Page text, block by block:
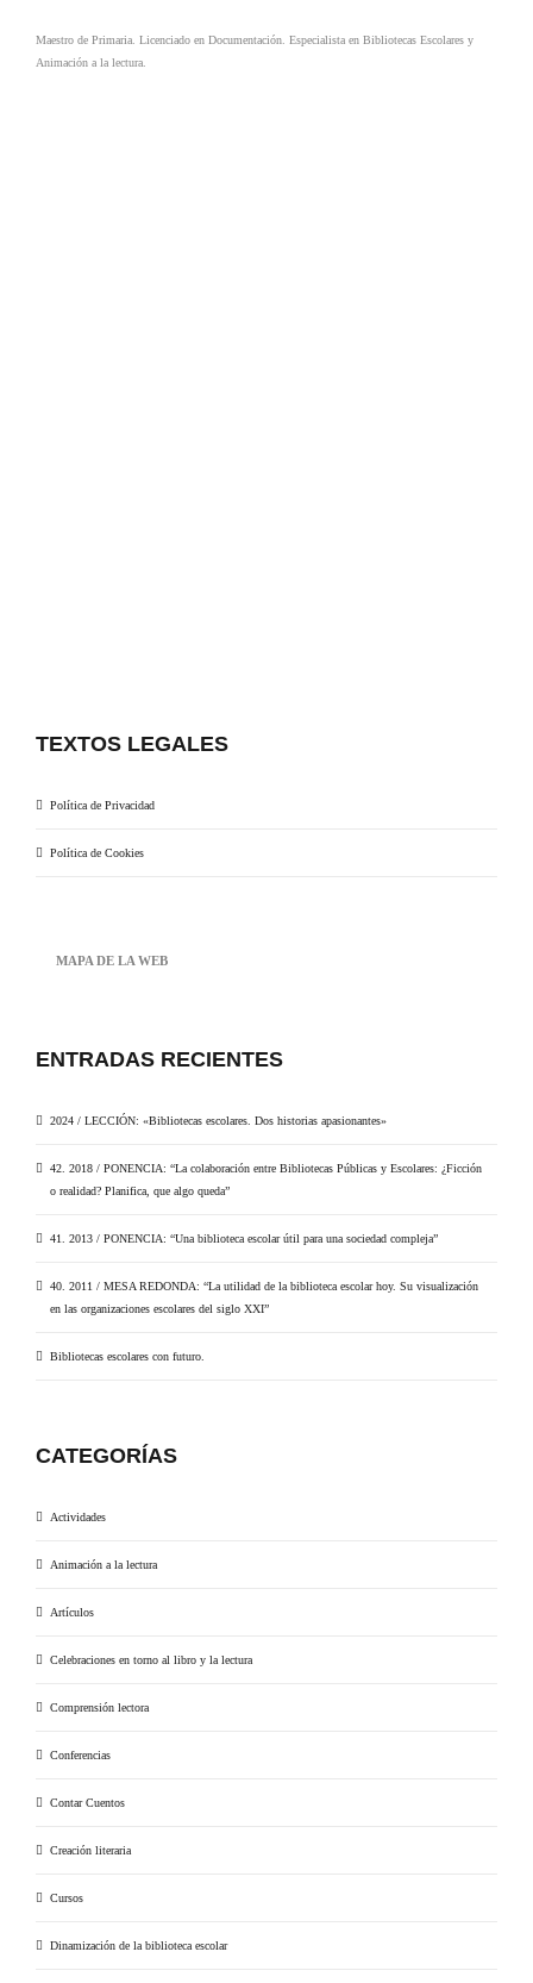
Maestro de Primaria. Licenciado en Documentación. Especialista en Bibliotecas Escolares y
Animación a la lectura.
TEXTOS LEGALES
Política de Privacidad
Política de Cookies
MAPA DE LA WEB
ENTRADAS RECIENTES
2024 / LECCIÓN: «Bibliotecas escolares. Dos historias apasionantes»
42. 2018 / PONENCIA: “La colaboración entre Bibliotecas Públicas y Escolares: ¿Ficción
o realidad? Planifica, que algo queda”
41. 2013 / PONENCIA: “Una biblioteca escolar útil para una sociedad compleja”
40. 2011 / MESA REDONDA: “La utilidad de la biblioteca escolar hoy. Su visualización
en las organizaciones escolares del siglo XXI”
Bibliotecas escolares con futuro.
CATEGORÍAS
Actividades
Animación a la lectura
Artículos
Celebraciones en torno al libro y la lectura
Comprensión lectora
Conferencias
Contar Cuentos
Creación literaria
Cursos
Dinamización de la biblioteca escolar